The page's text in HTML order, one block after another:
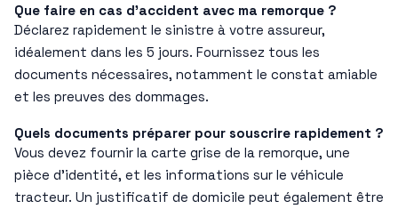
Que faire en cas d’accident avec ma remorque ?
Déclarez rapidement le sinistre à votre assureur,
idéalement dans les 5 jours. Fournissez tous les
documents nécessaires, notamment le constat amiable
et les preuves des dommages.
Quels documents préparer pour souscrire rapidement ?
Vous devez fournir la carte grise de la remorque, une
pièce d’identité, et les informations sur le véhicule
tracteur. Un justificatif de domicile peut également être